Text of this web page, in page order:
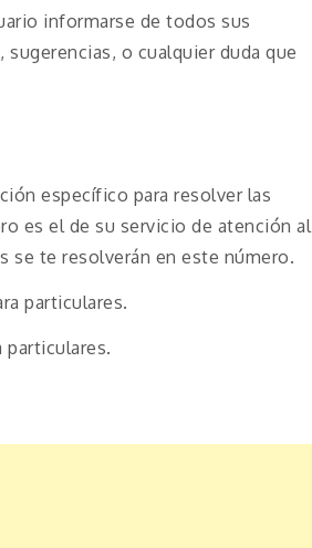
informarse de todos sus
o cualquier duda que
específico para resolver las
es el de su servicio de atención al
se te resolverán en este número.
particulares.
particulares.